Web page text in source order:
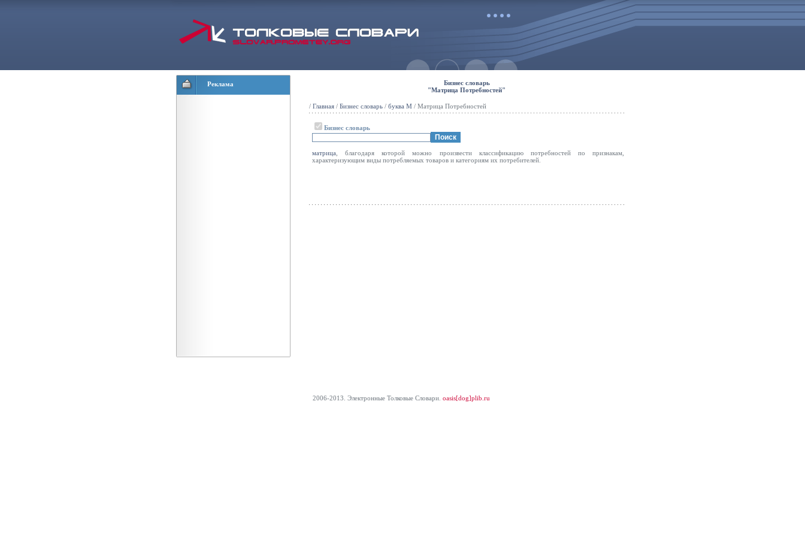
Реклама
Бизнес словарь
"Матрица Потребностей"
/ Главная / Бизнес словарь / буква М / Матрица Потребностей
Бизнес словарь
матрица , благодаря которой можно произвести классификацию потребностей по признакам,
характеризующим виды потребляемых товаров и категориям их потребителей.
2006-2013. Электронные Толковые Cловари. oasis[dog]plib.ru